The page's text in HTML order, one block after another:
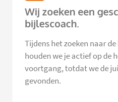
Wij zoeken een
bijlescoach.
Tijdens het zoeken naar
houden we je actief op de
voortgang, totdat we de
gevonden.